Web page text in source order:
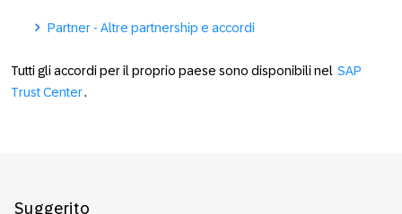
Partner - Altre partnership e accordi
Tutti gli accordi per il proprio paese sono disponibili nel SAP
Trust Center.
Suggerito